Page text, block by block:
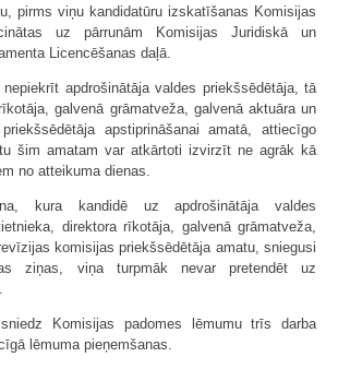
pirms viņu kandidatūru izskatīšanas Komisijas
uz pārrunām Komisijas Juridiskā un
Licencēšanas daļā.
apdrošinātāja valdes priekšsēdētāja, tā
galvenā grāmatveža, galvenā aktuāra un
apstiprināšanai amatā, attiecīgo
šim amatam var atkārtoti izvirzīt ne agrāk kā
no atteikuma dienas.
kura kandidē uz apdrošinātāja valdes
direktora rīkotāja, galvenā grāmatveža,
komisijas priekšsēdētāja amatu, sniegusi
ziņas, viņa turpmāk nevar pretendēt uz
Komisijas padomes lēmumu trīs darba
lēmuma pieņemšanas.